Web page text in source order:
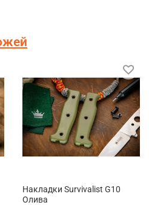
Накладки Survivalist G10
Олива